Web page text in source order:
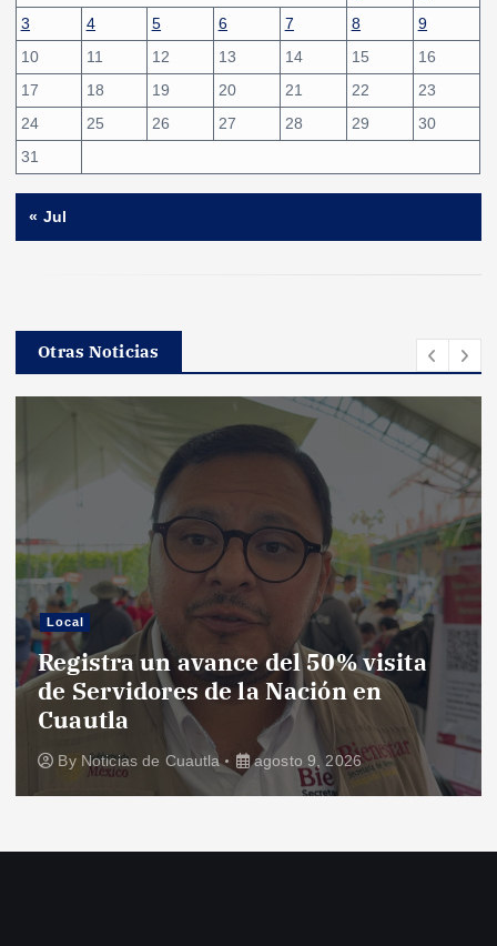
3
4 5 6 7 8
9
10
11 12 13 14 15
16
17
18 19 20 21 22
23
24
25 26 27 28 29
30
31
« Jul
Otras Noticias
Local
Registra un avance del 50% visita
de Servidores de la Nación en
Cuautla
By Noticias de Cuautla agosto 9, 2026